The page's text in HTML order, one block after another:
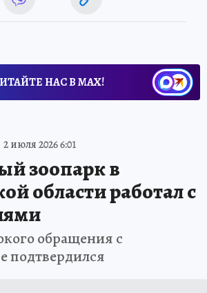
НАС В МАХ!
2 июля 2026 6:01
зоопарк в
области работал с
обращения с
подтвердился